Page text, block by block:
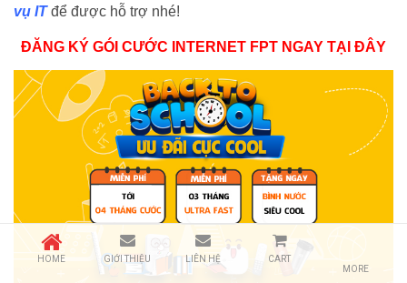
vụ ITđể được hỗ trợ nhé!
ĐĂNG KÝ GÓI CƯỚC INTERNET FPT NGAY TẠI ĐÂY
HOME GIỚI THIỆU LIÊN HỆ
CART
MORE